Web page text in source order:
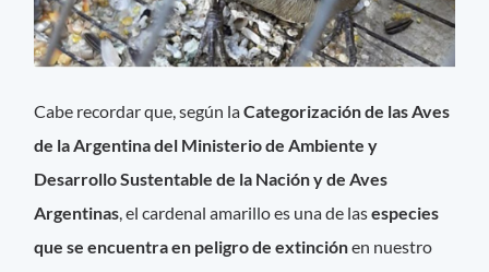
Cabe recordar que, según laCategorización de las Aves
de la Argentina del Ministerio de Ambiente y
Desarrollo Sustentable de la Nación y de Aves
Argentinas, el cardenal amarillo es una de lasespecies
que se encuentra en peligro de extinciónen nuestro